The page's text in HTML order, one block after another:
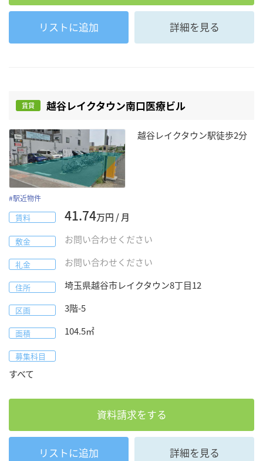
リストに追加 詳細を見る
賃貸 越谷レイクタウン南口医療ビル
越谷レイクタウン駅徒歩2分
#駅近物件
賃料 41.74万円 / 月
敷金 お問い合わせください
礼金 お問い合わせください
住所 埼玉県越谷市レイクタウン8丁目12
区画 3階-5
面積 104.5㎡
募集科目
すべて
資料請求をする
リストに追加 詳細を見る